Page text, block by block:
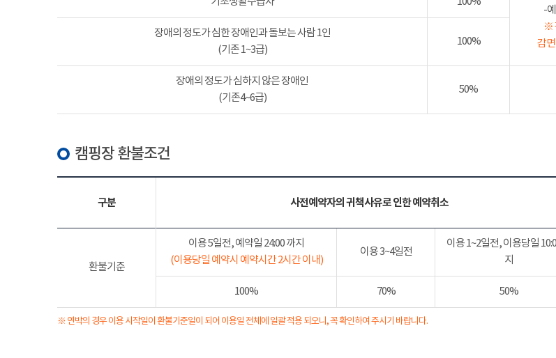
-
※
감
장애의 정도가 심한 장애인과 돌보는 사람 1인
(기존 1~3급)
100%
장애의 정도가 심하지 않은 장애인
(기존4~6급)
50%
캠핑장 환불조건
구분 사전예약자의 귀책사유로 인한 예약취소
환불기준
이용 5일전, 예약일 24:00 까지
(이용당일 예약시 예약시간 2시간 이내)
이용 3~4일전
이용 1~2일전, 이용당일
지
100% 70% 50%
※ 연박의 경우 이용 시작일이 환불기준일이 되어 이용일 전체에 일괄 적용 되오니, 꼭 확인하여 주시기 바랍니다.